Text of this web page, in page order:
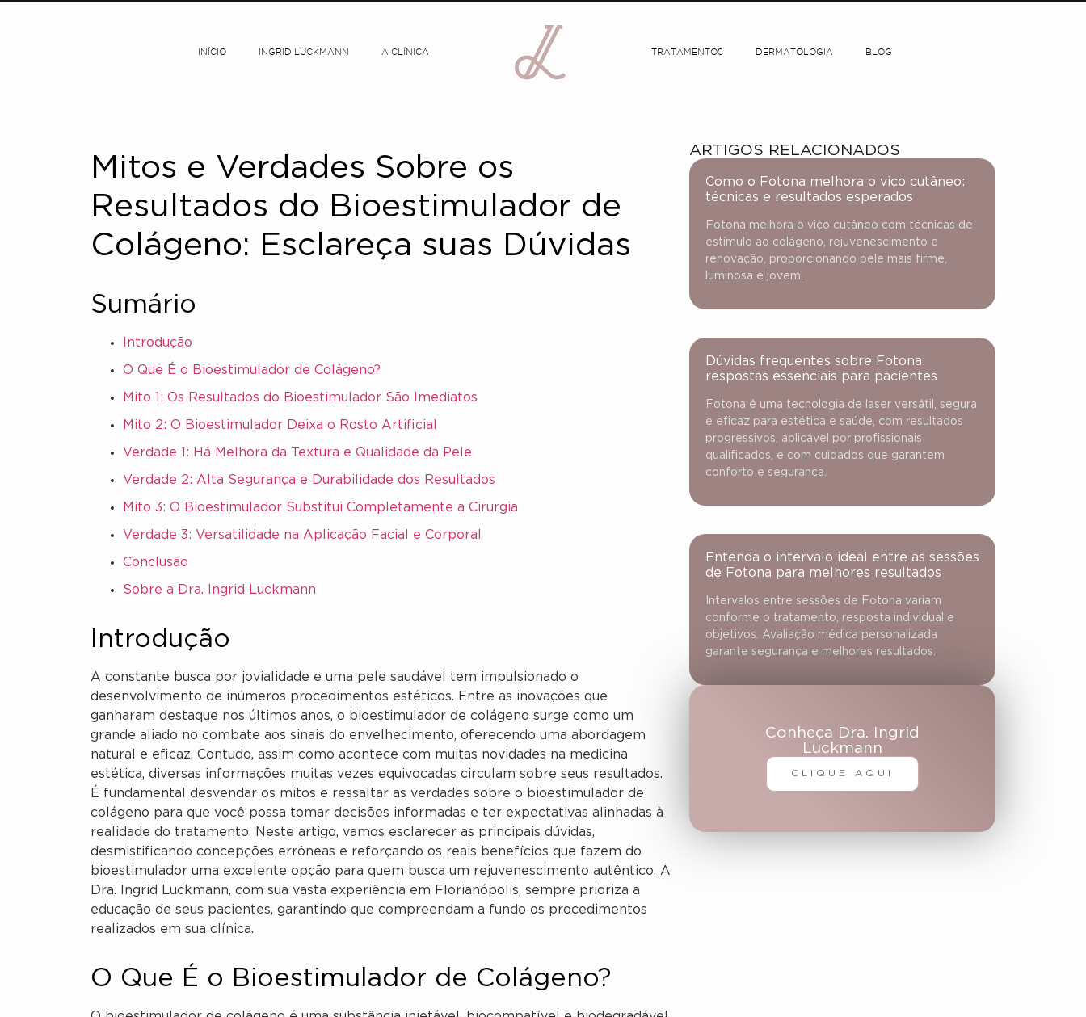
INÍCIO INGRID LÜCKMANN A CLÍNICA TRATAMENTOS DERMATOLOGIA BLOG
Mitos e Verdades Sobre os
Resultados do Bioestimulador de
Colágeno: Esclareça suas Dúvidas
Sumário
Introdução
O Que É o Bioestimulador de Colágeno?
Mito 1: Os Resultados do Bioestimulador São Imediatos
Mito 2: O Bioestimulador Deixa o Rosto Artificial
Verdade 1: Há Melhora da Textura e Qualidade da Pele
Verdade 2: Alta Segurança e Durabilidade dos Resultados
Mito 3: O Bioestimulador Substitui Completamente a Cirurgia
Verdade 3: Versatilidade na Aplicação Facial e Corporal
Conclusão
Sobre a Dra. Ingrid Luckmann
Introdução
A constante busca por jovialidade e uma pele saudável tem impulsionado o
desenvolvimento de inúmeros procedimentos estéticos. Entre as inovações que
ganharam destaque nos últimos anos, o bioestimulador de colágeno surge como um
grande aliado no combate aos sinais do envelhecimento, oferecendo uma abordagem
natural e eficaz. Contudo, assim como acontece com muitas novidades na medicina
estética, diversas informações muitas vezes equivocadas circulam sobre seus resultados.
É fundamental desvendar os mitos e ressaltar as verdades sobre o bioestimulador de
colágeno para que você possa tomar decisões informadas e ter expectativas alinhadas à
realidade do tratamento. Neste artigo, vamos esclarecer as principais dúvidas,
desmistificando concepções errôneas e reforçando os reais benefícios que fazem do
bioestimulador uma excelente opção para quem busca um rejuvenescimento autêntico. A
Dra. Ingrid Luckmann, com sua vasta experiência em Florianópolis, sempre prioriza a
educação de seus pacientes, garantindo que compreendam a fundo os procedimentos
realizados em sua clínica.
O Que É o Bioestimulador de Colágeno?
ARTIGOS RELACIONADOS
Como o Fotona melhora o viço cutâneo:
técnicas e resultados esperados
Fotona melhora o viço cutâneo com técnicas de
estímulo ao colágeno, rejuvenescimento e
renovação, proporcionando pele mais firme,
luminosa e jovem.
Dúvidas frequentes sobre Fotona:
respostas essenciais para pacientes
Fotona é uma tecnologia de laser versátil, segura
e eficaz para estética e saúde, com resultados
progressivos, aplicável por profissionais
qualificados, e com cuidados que garantem
conforto e segurança.
Entenda o intervalo ideal entre as sessões
de Fotona para melhores resultados
Intervalos entre sessões de Fotona variam
conforme o tratamento, resposta individual e
objetivos. Avaliação médica personalizada
garante segurança e melhores resultados.
Conheça Dra. Ingrid
Luckmann
CLIQUE AQUI